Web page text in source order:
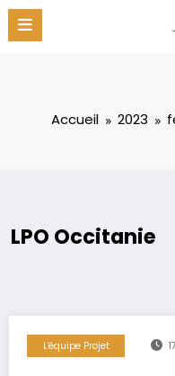
Aller
contenu
Accueil 2023
LPO Occitanie
L'équipe Projet